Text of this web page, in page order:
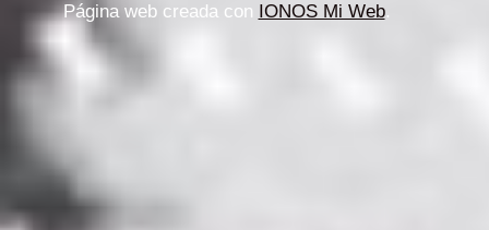
Página web creada con IONOS Mi Web.